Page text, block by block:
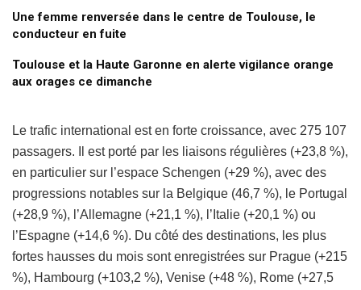
Une femme renversée dans le centre de Toulouse, le
conducteur en fuite
Toulouse et la Haute Garonne en alerte vigilance orange
aux orages ce dimanche
Le trafic international est en forte croissance, avec 275 107
passagers. Il est porté par les liaisons régulières (+23,8 %),
en particulier sur l’espace Schengen (+29 %), avec des
progressions notables sur la Belgique (46,7 %), le Portugal
(+28,9 %), l’Allemagne (+21,1 %), l’Italie (+20,1 %) ou
l’Espagne (+14,6 %). Du côté des destinations, les plus
fortes hausses du mois sont enregistrées sur Prague (+215
%), Hambourg (+103,2 %), Venise (+48 %), Rome (+27,5